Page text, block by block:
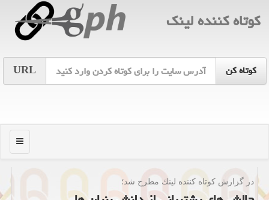
كوتاه كننده لینك
URL
منو
در گزارش كوتاه كننده لینك مطرح شد؛